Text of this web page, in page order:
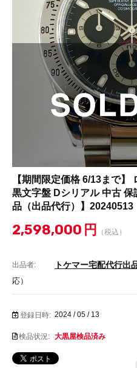
【期間限定価格 6/13まで
黒文字盤 Dシリアル 中古
品（出品代行）】20240513
2,598,000 円 （税込）
出品者: トケマー宅配代行出
応）
登録日時: 2024 / 05 / 13
検品状況: 大黒屋検品済み